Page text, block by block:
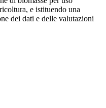
e istituendo una
dei dati e delle valutazioni